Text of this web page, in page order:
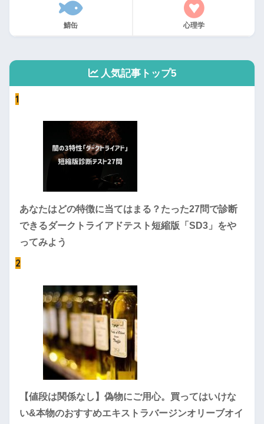
鯖缶 心理学
人気記事トップ5
1
あなたはどの特徴に当てはまる？たった27問で診断
できるダークトライアドテスト短縮版「SD3」をや
ってみよう
2
【値段は関係なし】偽物にご用心。買ってはいけな
い&本物のおすすめエキストラバージンオリーブオイ